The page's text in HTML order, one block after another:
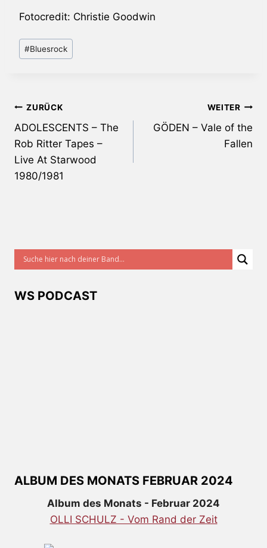
Fotocredit: Christie Goodwin
Schlagworte:
#Bluesrock
Beitragsnavigation
ZURÜCK
ADOLESCENTS – The
Rob Ritter Tapes –
Live At Starwood
1980/1981
WEITER
GÖDEN – Vale of the
Fallen
WS PODCAST
ALBUM DES MONATS FEBRUAR 2024
Album des Monats - Februar 2024
OLLI SCHULZ - Vom Rand der Zeit